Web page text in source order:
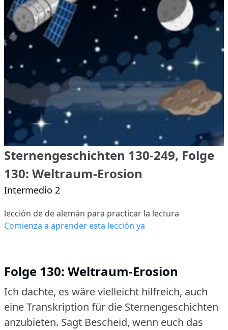
Sternengeschichten 130-249, Folge
130: Weltraum-Erosion
Intermedio 2
lección de de alemán para practicar la lectura
Comienza a aprender esta lección ya
Folge 130: Weltraum-Erosion
Ich dachte, es wäre vielleicht hilfreich, auch
eine Transkription für die Sternengeschichten
anzubieten. Sagt Bescheid, wenn euch das